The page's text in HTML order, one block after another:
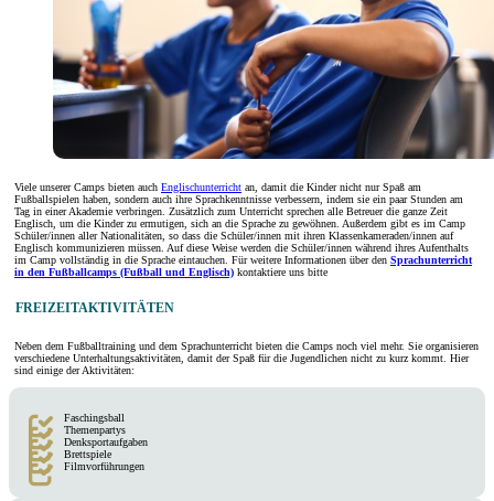
Viele unserer Camps bieten auch Englischunterricht an, damit die Kinder nicht nur Spaß am
Fußballspielen haben, sondern auch ihre Sprachkenntnisse verbessern, indem sie ein paar Stunden am
Tag in einer Akademie verbringen. Zusätzlich zum Unterricht sprechen alle Betreuer die ganze Zeit
Englisch, um die Kinder zu ermutigen, sich an die Sprache zu gewöhnen. Außerdem gibt es im Camp
Schüler/innen aller Nationalitäten, so dass die Schüler/innen mit ihren Klassenkameraden/innen auf
Englisch kommunizieren müssen. Auf diese Weise werden die Schüler/innen während ihres Aufenthalts
im Camp vollständig in die Sprache eintauchen. Für weitere Informationen über den Sprachunterricht
in den Fußballcamps (Fußball und Englisch) kontaktiere uns bitte
FREIZEITAKTIVITÄTEN
Neben dem Fußballtraining und dem Sprachunterricht bieten die Camps noch viel mehr. Sie organisieren
verschiedene Unterhaltungsaktivitäten, damit der Spaß für die Jugendlichen nicht zu kurz kommt. Hier
sind einige der Aktivitäten:
Faschingsball
Themenpartys
Denksportaufgaben
Brettspiele
Filmvorführungen